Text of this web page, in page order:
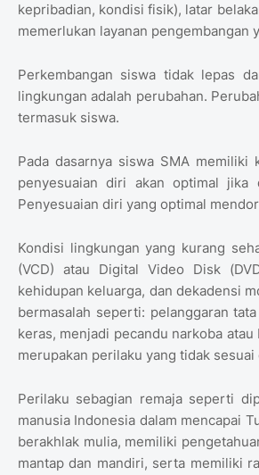
kepribadian, kondisi fisik), latar
memerlukan layanan pengembangan
Perkembangan siswa tidak lepas
lingkungan adalah perubahan.
termasuk siswa.
Pada dasarnya siswa SMA
penyesuaian diri akan optimal
Penyesuaian diri yang optimal
Kondisi lingkungan yang kurang
(VCD) atau Digital Video Disk
kehidupan keluarga, dan dekadensi
bermasalah seperti: pelanggaran
keras, menjadi pecandu narkoba
merupakan perilaku yang tidak
Perilaku sebagian remaja seperti
manusia Indonesia dalam mencapai
berakhlak mulia, memiliki
mantap dan mandiri, serta memiliki